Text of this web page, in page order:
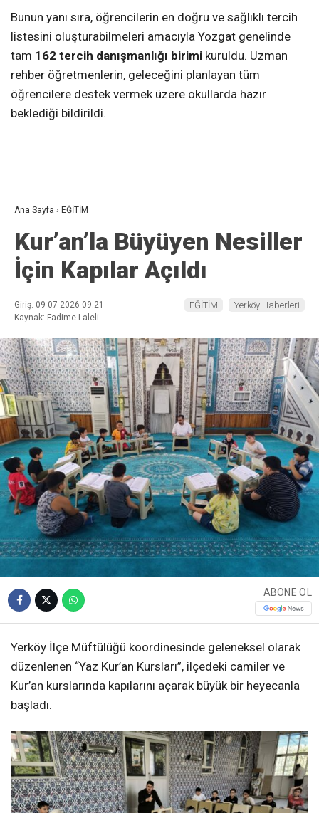
Bunun yanı sıra, öğrencilerin en doğru ve sağlıklı tercih
listesini oluşturabilmeleri amacıyla Yozgat genelinde
tam 162 tercih danışmanlığı birimi kuruldu. Uzman
rehber öğretmenlerin, geleceğini planlayan tüm
öğrencilere destek vermek üzere okullarda hazır
beklediği bildirildi.
Ana Sayfa › EĞİTİM
Kur’an’la Büyüyen Nesiller
İçin Kapılar Açıldı
Giriş: 09-07-2026 09:21
Kaynak: Fadime Laleli
EĞİTİM Yerköy Haberleri
ABONE OL
Yerköy İlçe Müftülüğü koordinesinde geleneksel olarak
düzenlenen “Yaz Kur’an Kursları”, ilçedeki camiler ve
Kur’an kurslarında kapılarını açarak büyük bir heyecanla
başladı.